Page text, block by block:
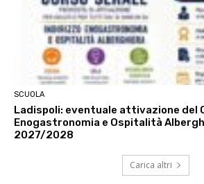
SCUOLA
Ladispoli: eventuale attivazione del
Enogastronomia e Ospitalità
2027/2028
Carica altri